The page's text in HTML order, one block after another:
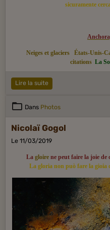
sicuramente
Neiges et glaciers États-Unis-
citations La
Lire la suite
Dans Photos
Nicolaï Gogol
Le 11/03/2019
La gloirene peut faire la joie de
La gloria non può fare la